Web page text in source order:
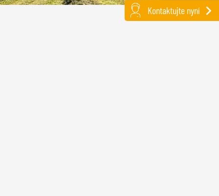
Kontaktujte nyní